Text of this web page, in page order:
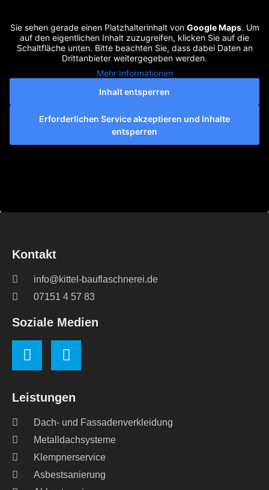
Sie sehen gerade einen Platzhalterinhalt von Google Maps. Um
auf den eigentlichen Inhalt zuzugreifen, klicken Sie auf die
Schaltfläche unten. Bitte beachten Sie, dass dabei Daten an
Drittanbieter weitergegeben werden.
Mehr Informationen
Inhalt entsperren
Erforderlichen Service akzeptieren und Inhalte
entsperren
Leistungen
Dach- und Fassadenverkleidung
Metalldachsysteme
Klempnerservice
Asbestsanierung
Kontakt
info@kittel-bauflaschnerei.de
07151 4 57 83
Soziale Medien